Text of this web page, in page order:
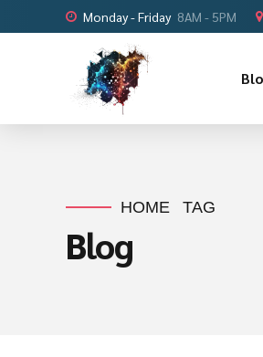
Monday - Friday 8AM - 5PM
HOME TAG
Blog